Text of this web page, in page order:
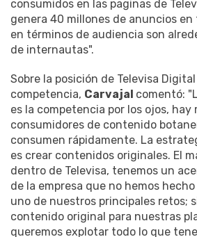
consumidos en las paginas de
genera 40 millones de anuncios
en términos de audiencia son
de internautas".
Sobre la posición de Televisa
competencia, Carvajal comentó:
es la competencia por los ojos, hay
consumidores de contenido
consumen rápidamente. La
es crear contenidos originales. El
dentro de Televisa, tenemos un
de la empresa que no hemos
uno de nuestros principales retos;
contenido original para nuestras
queremos explotar todo lo que